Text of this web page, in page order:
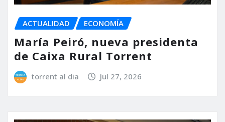
ACTUALIDAD ECONOMÍA
María Peiró, nueva presidenta
de Caixa Rural Torrent
torrent al dia Jul 27, 2026